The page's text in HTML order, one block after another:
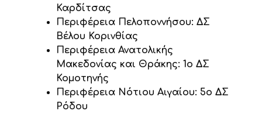
Καρδίτσας
Περιφέρεια Πελοποννήσου: ΔΣ
Βέλου Κορινθίας
Περιφέρεια Ανατολικής
Μακεδονίας και Θράκης: 1ο ΔΣ
Κομοτηνής
Περιφέρεια Νότιου Αιγαίου: 5ο ΔΣ
Ρόδου